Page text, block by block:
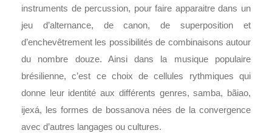
instruments de percussion, pour faire apparaitre dans un
jeu d’alternance, de canon, de superposition et
d’enchevêtrement les possibilités de combinaisons autour
du nombre douze. Ainsi dans la musique populaire
brésilienne, c’est ce choix de cellules rythmiques qui
donne leur identité aux différents genres, samba, bãiao,
ijexá, les formes de bossanova nées de la convergence
avec d’autres langages ou cultures.